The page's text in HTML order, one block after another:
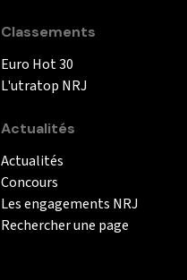
Classements
Euro Hot 30
L'utratop NRJ
Actualités
Actualités
Concours
Les engagements NRJ
Rechercher une page